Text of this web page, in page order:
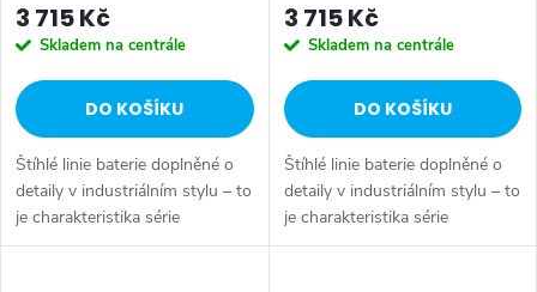
3 715 Kč
Skladem na centrále
DO KOŠÍKU
Štíhlé linie baterie doplněné o
detaily v industriálním stylu – to
je charakteristika série
SOLARIS. Vysoce leštěný
3 715 Kč
Skladem na centrále
DO KOŠÍKU
Štíhlé linie baterie doplněné o
detaily v industriálním stylu – to
je charakteristika série
SOLARIS. Vysoce leštěný